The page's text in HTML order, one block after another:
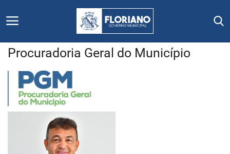
Início
Editais
Secretarias e Órgãos
Procuradoria Geral do Município